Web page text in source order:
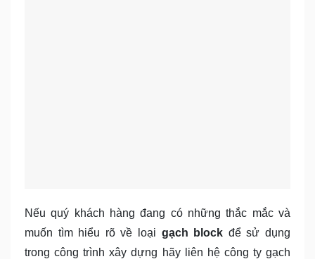
Nếu quý khách hàng đang có những thắc mắc và
muốn tìm hiểu rõ về loại gạch block để sử dụng
trong công trình xây dựng hãy liên hệ công ty gạch